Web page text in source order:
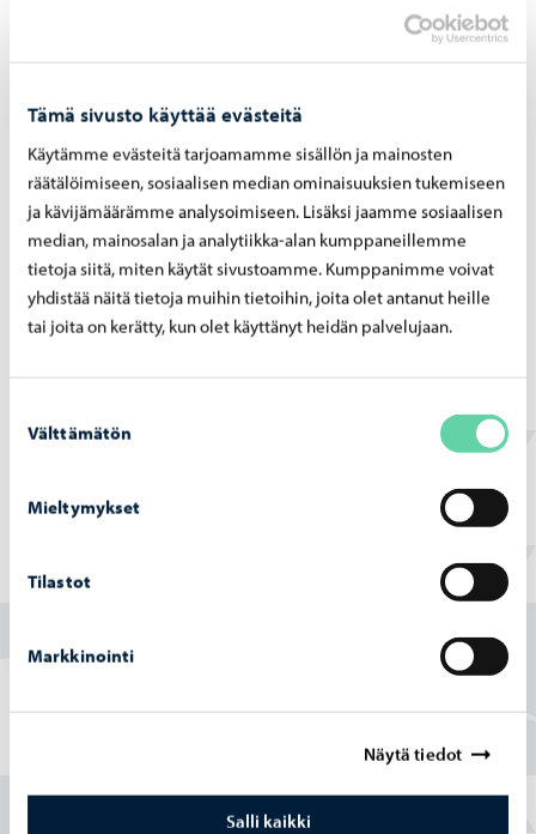
Tämä sivusto käyttää evästeitä
Käytämme evästeitä tarjoamamme sisällön ja mainosten
räätälöimiseen, sosiaalisen median ominaisuuksien tukemiseen
ja kävijämäärämme analysoimiseen. Lisäksi jaamme sosiaalisen
median, mainosalan ja analytiikka-alan kumppaneillemme
tietoja siitä, miten käytät sivustoamme. Kumppanimme voivat
yhdistää näitä tietoja muihin tietoihin, joita olet antanut heille
tai joita on kerätty, kun olet käyttänyt heidän palvelujaan.
valinta
Välttämätön
Mieltymykset
Tilastot
Markkinointi
Näytä tiedot
Salli kaikki
Rank­ka­sa­teet ovat ai­heut­ta­neet yli­vuo­to­ja
pump­paa­moil­la 4. – 5.7.2026
Porvoon vesi - 02.07.2026
ete­ne­vät
Löysitkö etsimäsi tiedon tältä sivulta?